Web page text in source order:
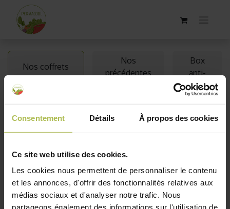
Consentement Détails À propos des cookies
Ce site web utilise des cookies.
Les cookies nous permettent de personnaliser le contenu
et les annonces, d'offrir des fonctionnalités relatives aux
médias sociaux et d'analyser notre trafic. Nous
partageons également des informations sur l'utilisation de
Nos coffrets
Nos
précédentes
Box
anti-
gaspi
Nos coffrets thématiques
une expérience
unique et
illustré et une surprise horticole. Parcourez notre gamme
complète de kits de jardinage et explorez égalementnos
précédentes box , envoyées chaque mois à nos abonnés